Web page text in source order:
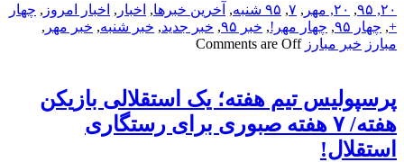
۲۰, ۹۵ , ۲۰, مهر , ۷, ۹۵ شنبه , آخرین خبرها, اخبار , اخبار امروز , چهار
+
, چهار ۹۵ , چهار مهر!, خبر ۹۵ , خبر جدید, خبر شنبه, خبر مهر ,
مبارز خبر مبارز Comments are Off
پرسپولیس تیم هفته؛ یک استقلالی بازیکن
هفته/ ۷ هفته صبوری برای رستگاری
استقلال!